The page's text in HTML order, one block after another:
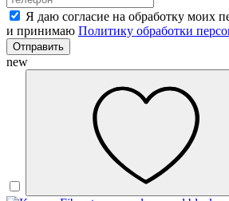
Я даю согласие на обработку моих
и принимаю Политику обработки
Отправить
new